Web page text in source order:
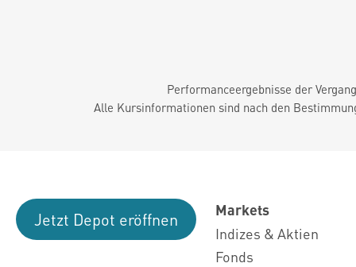
Performanceergebnisse der
Alle Kursinformationen sind nach den
Jetzt Depot eröffnen
Markets
Indizes & Aktien
Fonds